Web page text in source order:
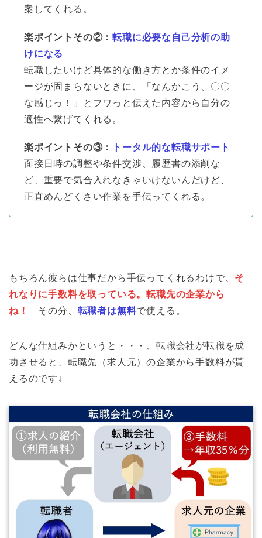
案してくれる。
楽ポイントその②：転職に必要な自己分析の助
けになる
転職したいけど具体的な働き方とか条件のイメ
ージが固まらないときに、「なんかこう、〇〇
な感じっ！」とフワっと伝えた内容から自分の
適性へ繋げてくれる。
楽ポイントその③：
トータル的な転職サポート
面接日時の調整や条件交渉、履歴書の添削な
ど、重要で気合入れなきゃいけないんだけど、
正直めんどくさい作業を手伝ってくれる。
もちろん彼らは仕事だから手伝ってくれるわけで、 そ
れなりに手数料を取っている。転職先の企業から
ね！
その分、 転職者は無料で使える。
どんな仕組みかというと・・・、転職会社が転職を成
功させると、転職先（求人元）の企業から手数料が貰
えるのです↓